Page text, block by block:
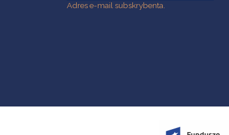
Adres e-mail subskrybenta.